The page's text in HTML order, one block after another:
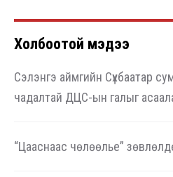
Холбоотой мэдээ
Сэлэнгэ аймгийн Сүхбаатар
чадалтай ДЦС-ын галыг
“Цааснаас чөлөөлье”